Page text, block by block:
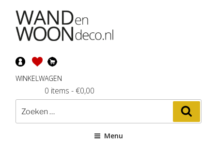
inhoud
WINKELWAGEN
-€0,00
0 items
Zoeken
naar:
Menu